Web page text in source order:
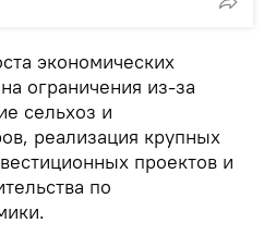
экономических
ограничения из-за
сельхоз и
реализация крупных
проектов и
по